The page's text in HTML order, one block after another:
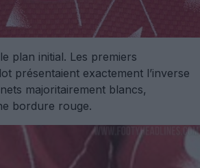
plan initial. Les premiers
présentaient exactement l’inverse
majoritairement blancs,
bordure rouge.